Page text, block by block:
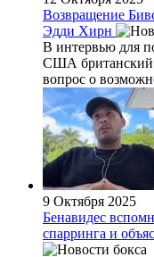
Возвращение
Эдди Хирн
В интервью для
США британский
вопрос о
9 Октября 2025
Бенавидес
спарринга и